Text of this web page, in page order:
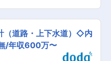
を提供して
な設計が可
な建築文化
50代2名、
お任せしま
構造設計担当
ておりま
からは、顧
・幼稚園
当数】10~15
工図・施工図
件について
（道路・上下水道）◇内
/年収600万〜